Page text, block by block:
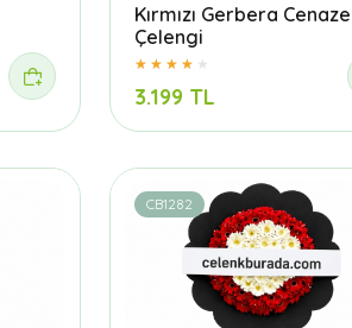
Kırmızı Gerbera Cenaze
Çelengi
3.199 TL
CB1282